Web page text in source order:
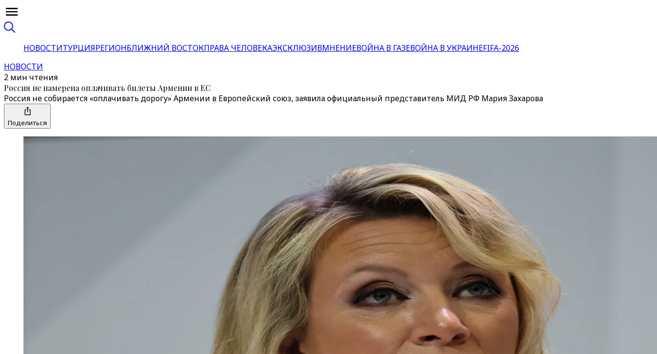
НОВОСТИТУРЦИЯРЕГИОНБЛИЖНИЙ ВОСТОКПРАВА ЧЕЛОВЕКАЭКСКЛЮЗИВМНЕНИЕВОЙНА В ГАЗЕВОЙНА В УКРАИНЕFIFA-2026
НОВОСТИ
2 мин чтения
Россия не намерена оплачивать билеты Армении в ЕС
Россия не собирается «оплачивать дорогу» Армении в Европейский союз, заявила официальный представитель МИД РФ Мария Захарова
Поделиться